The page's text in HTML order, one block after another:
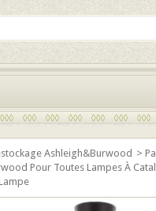
Ashleigh&Burwood >
Pour Toutes Lampes À